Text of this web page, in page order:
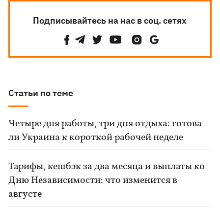
Подписывайтесь на нас в соц. сетях
Статьи по теме
Четыре дня работы, три дня отдыха: готова
ли Украина к короткой рабочей неделе
Тарифы, кешбэк за два месяца и выплаты ко
Дню Независимости: что изменится в
августе